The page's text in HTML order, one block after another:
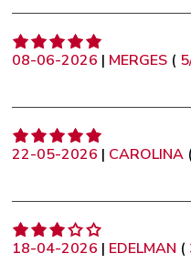
08-06-2026 | MERGES ( 5
22-05-2026 | CAROLINA (
18-04-2026 | EDELMAN (